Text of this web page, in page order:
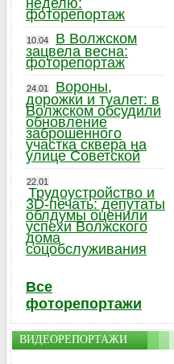
неделю:
фоторепортаж
10.04
В Волжском
зацвела весна:
фоторепортаж
24.01
Вороны,
дорожки и туалет: в
Волжском обсудили
обновление
заброшенного
участка сквера на
улице Советской
22.01
Трудоустройство и
3D-печать: депутаты
облдумы оценили
успехи Волжского
дома
соцобслуживания
Все
фоторепортажи
ВИДЕОРЕПОРТАЖИ